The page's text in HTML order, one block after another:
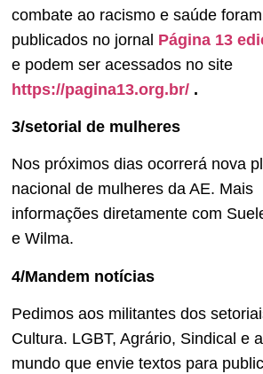
combate ao racismo e saúde foram
publicados no jornal Página 13
e podem ser acessados no site
https://pagina13.org.br/ .
3/setorial de mulheres
Nos próximos dias ocorrerá nova
nacional de mulheres da AE. Mais
informações diretamente com
e Wilma.
4/Mandem notícias
Pedimos aos militantes dos
Cultura. LGBT, Agrário, Sindical e
mundo que envie textos para